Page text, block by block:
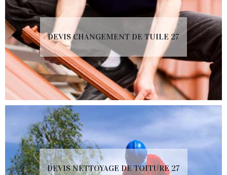
DEVIS CHANGEMENT DE TUILE 27
DEVIS NETTOYAGE DE TOITURE 27